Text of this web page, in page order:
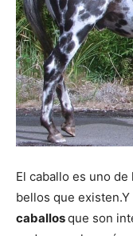
El caballo es uno
bellos que
caballosque son